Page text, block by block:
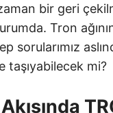
zaman bir geri
Tron
sorularımız
taşıyabilecek mi?